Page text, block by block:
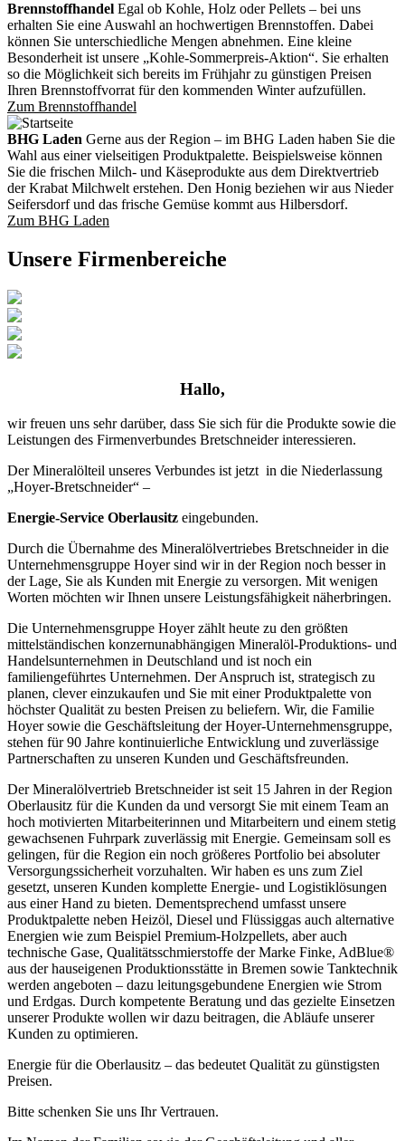
Brennstoffhandel Egal ob Kohle, Holz oder Pellets – bei uns
erhalten Sie eine Auswahl an hochwertigen Brennstoffen. Dabei
können Sie unterschiedliche Mengen abnehmen. Eine kleine
Besonderheit ist unsere „Kohle-Sommerpreis-Aktion“. Sie erhalten
so die Möglichkeit sich bereits im Frühjahr zu günstigen Preisen
Ihren Brennstoffvorrat für den kommenden Winter aufzufüllen.
Zum Brennstoffhandel
BHG Laden Gerne aus der Region – im BHG Laden haben Sie die
Wahl aus einer vielseitigen Produktpalette. Beispielsweise können
Sie die frischen Milch- und Käseprodukte aus dem Direktvertrieb
der Krabat Milchwelt erstehen. Den Honig beziehen wir aus Nieder
Seifersdorf und das frische Gemüse kommt aus Hilbersdorf.
Zum BHG Laden
Unsere Firmenbereiche
Hallo,
wir freuen uns sehr darüber, dass Sie sich für die Produkte sowie die
Leistungen des Firmenverbundes Bretschneider interessieren.
Der Mineralölteil unseres Verbundes ist jetzt in die Niederlassung
„Hoyer-Bretschneider“ –
Energie-Service Oberlausitz eingebunden.
Durch die Übernahme des Mineralölvertriebes Bretschneider in die
Unternehmensgruppe Hoyer sind wir in der Region noch besser in
der Lage, Sie als Kunden mit Energie zu versorgen. Mit wenigen
Worten möchten wir Ihnen unsere Leistungsfähigkeit näherbringen.
Die Unternehmensgruppe Hoyer zählt heute zu den größten
mittelständischen konzernunabhängigen Mineralöl-Produktions- und
Handelsunternehmen in Deutschland und ist noch ein
familiengeführtes Unternehmen. Der Anspruch ist, strategisch zu
planen, clever einzukaufen und Sie mit einer Produktpalette von
höchster Qualität zu besten Preisen zu beliefern. Wir, die Familie
Hoyer sowie die Geschäftsleitung der Hoyer-Unternehmensgruppe,
stehen für 90 Jahre kontinuierliche Entwicklung und zuverlässige
Partnerschaften zu unseren Kunden und Geschäftsfreunden.
Der Mineralölvertrieb Bretschneider ist seit 15 Jahren in der Region
Oberlausitz für die Kunden da und versorgt Sie mit einem Team an
hoch motivierten Mitarbeiterinnen und Mitarbeitern und einem stetig
gewachsenen Fuhrpark zuverlässig mit Energie. Gemeinsam soll es
gelingen, für die Region ein noch größeres Portfolio bei absoluter
Versorgungssicherheit vorzuhalten. Wir haben es uns zum Ziel
gesetzt, unseren Kunden komplette Energie- und Logistiklösungen
aus einer Hand zu bieten. Dementsprechend umfasst unsere
Produktpalette neben Heizöl, Diesel und Flüssiggas auch alternative
Energien wie zum Beispiel Premium-Holzpellets, aber auch
technische Gase, Qualitätsschmierstoffe der Marke Finke, AdBlue®
aus der hauseigenen Produktionsstätte in Bremen sowie Tanktechnik
werden angeboten – dazu leitungsgebundene Energien wie Strom
und Erdgas. Durch kompetente Beratung und das gezielte Einsetzen
unserer Produkte wollen wir dazu beitragen, die Abläufe unserer
Kunden zu optimieren.
Energie für die Oberlausitz – das bedeutet Qualität zu günstigsten
Preisen.
Bitte schenken Sie uns Ihr Vertrauen.